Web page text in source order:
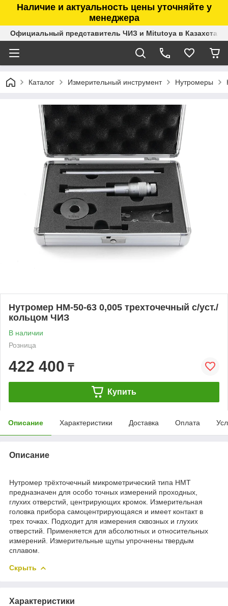
Наличие и актуальность цены уточняйте у
менеджера
Официальный представитель ЧИЗ и Mitutoya в Казахстане
Каталог Измерительный инструмент Нутромеры
Нутромер НМ-50-63 0,005 трехточечный с/уст./
кольцом ЧИЗ
В наличии
Розница
422 400 ₸
Купить
Описание Характеристики Доставка Оплата
Описание
Нутромер трёхточечный микрометрический типа НМТ
предназначен для особо точных измерений проходных,
глухих отверстий, центрирующих кромок. Измерительная
головка прибора самоцентрирующаяся и имеет контакт в
трех точках. Подходит для измерения сквозных и глухих
отверстий. Применяется для абсолютных и относительных
измерений. Измерительные щупы упрочнены твердым
сплавом.
Скрыть
Характеристики